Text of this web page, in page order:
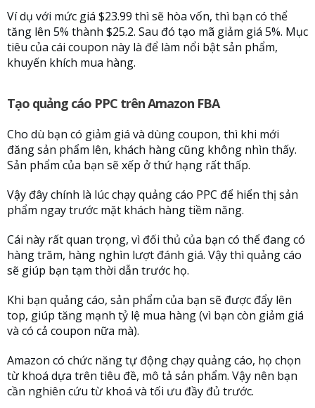
Ví dụ với mức giá $23.99 thì sẽ hòa vốn, thì bạn có thể
tăng lên 5% thành $25.2. Sau đó tạo mã giảm giá 5%. Mục
tiêu của cái coupon này là để làm nổi bật sản phẩm,
khuyến khích mua hàng.
Tạo quảng cáo PPC trên Amazon FBA
Cho dù bạn có giảm giá và dùng coupon, thì khi mới
đăng sản phẩm lên, khách hàng cũng không nhìn thấy.
Sản phẩm của bạn sẽ xếp ở thứ hạng rất thấp.
Vậy đây chính là lúc chạy quảng cáo PPC để hiển thị sản
phẩm ngay trước mặt khách hàng tiềm năng.
Cái này rất quan trọng, vì đối thủ của bạn có thể đang có
hàng trăm, hàng nghìn lượt đánh giá. Vậy thì quảng cáo
sẽ giúp bạn tạm thời dẫn trước họ.
Khi bạn quảng cáo, sản phẩm của bạn sẽ được đẩy lên
top, giúp tăng mạnh tỷ lệ mua hàng (vì bạn còn giảm giá
và có cả coupon nữa mà).
Amazon có chức năng tự động chạy quảng cáo, họ chọn
từ khoá dựa trên tiêu đề, mô tả sản phẩm. Vậy nên bạn
cần nghiên cứu từ khoá và tối ưu đầy đủ trước.